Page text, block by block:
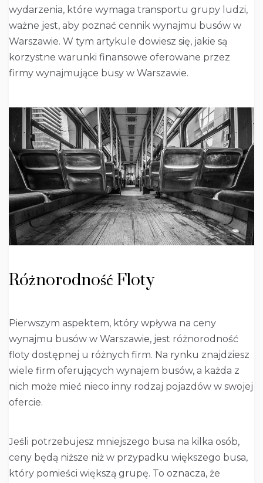
wydarzenia, które wymaga transportu grupy ludzi,
ważne jest, aby poznać cennik wynajmu busów w
Warszawie. W tym artykule dowiesz się, jakie są
korzystne warunki finansowe oferowane przez
firmy wynajmujące busy w Warszawie.
Różnorodność Floty
Pierwszym aspektem, który wpływa na ceny
wynajmu busów w Warszawie, jest różnorodność
floty dostępnej u różnych firm. Na rynku znajdziesz
wiele firm oferujących wynajem busów, a każda z
nich może mieć nieco inny rodzaj pojazdów w swojej
ofercie.
Jeśli potrzebujesz mniejszego busa na kilka osób,
ceny będą niższe niż w przypadku większego busa,
który pomieści większą grupę. To oznacza, że